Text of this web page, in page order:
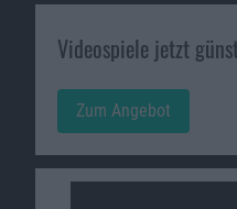
Videospiele jetzt
Zum Angebot